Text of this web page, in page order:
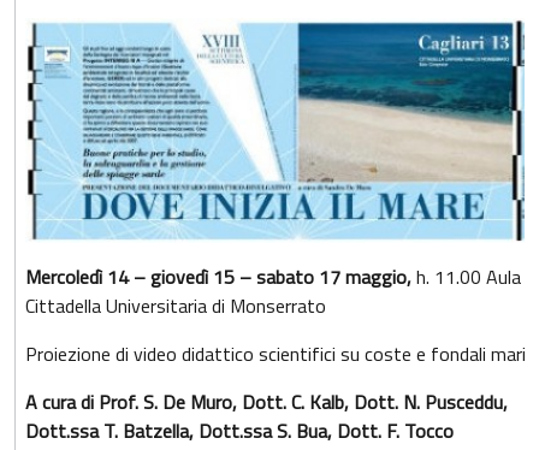
Mercoledì 14 – giovedì 15 – sabato 17 maggio,h. 11.00 Aula
Cittadella Universitaria di Monserrato
Proiezione di video didattico scientifici su coste e fondali marini
A cura di Prof. S. De Muro, Dott. C. Kalb, Dott. N. Pusceddu,
Dott.ssa T. Batzella, Dott.ssa S. Bua, Dott. F. Tocco